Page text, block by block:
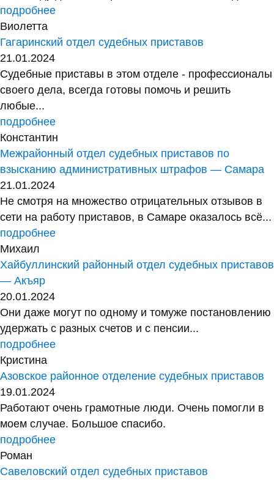
подробнее
Виолетта
Гагаринский отдел судебных приставов
21.01.2024
Судебные приставы в этом отделе - профессионалы
своего дела, всегда готовы помочь и решить
любые...
подробнее
Константин
Межрайонный отдел судебных приставов по
взысканию административных штрафов — Самара
21.01.2024
Не смотря на множество отрицательных отзывов в
сети на работу приставов, в Самаре оказалось всё...
подробнее
Михаил
Хайбуллинский районный отдел судебных приставов
— Акъяр
20.01.2024
Они даже могут по одному и томуже постановлению
удержать с разных счетов и с пенсии...
подробнее
Кристина
Азовское районное отделение судебных приставов
19.01.2024
Работают очень грамотные люди. Очень помогли в
моем случае. Большое спасибо.
подробнее
Роман
Савеловский отдел судебных приставов